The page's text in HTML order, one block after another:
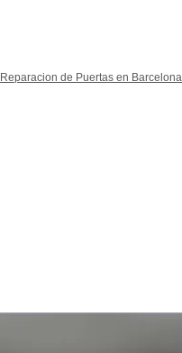
Reparacion de Puertas en Barcelona